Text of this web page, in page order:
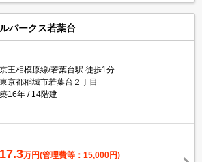
パークス若葉台
京王相模原線/若葉台駅 徒歩1分
東京都稲城市若葉台２丁目
築16年
14階建
17.3万円(管理費等：15,000円)